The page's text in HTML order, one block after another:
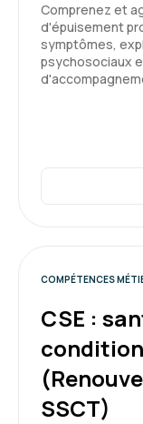
sur 1,5 jours.
intéressants,
était laissé.
Formation :
Comprenez et
d'épuisement
symptômes,
psychosociaux
COMPÉTENCES
CSE :
SSCT)